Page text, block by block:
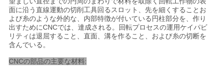
ュ
ー
ス
面に沿う直線運動の切削工具回るスロット、先を細くすることお
よび糸のような外的な、内部特徴が付いている円柱部分を、作り
出すためにCNCでは、達成される。回転プロセスの運用ケイパビ
リティは退屈すること、直面、溝を作ること、および糸の切断を
含んでいる。
CNCの部品の主要な材料: